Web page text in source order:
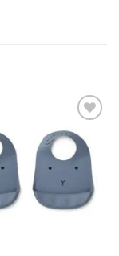
Auf die
Wunschliste